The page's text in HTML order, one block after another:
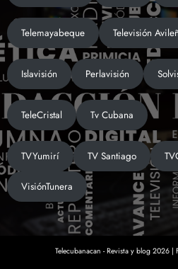
Telemayabeque Televisión
Islavisión Perlavisión
TeleCristal Tv Cubana
TVYumirí TV Santiago
VisiónTunera
Telecubanacan - Revista y blog 2026 |